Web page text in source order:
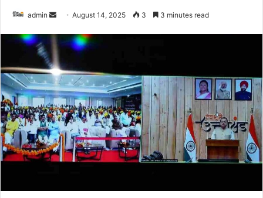
admin
d
a
n
e
m
a
i
l
August 14, 2025 3 3 minutes read